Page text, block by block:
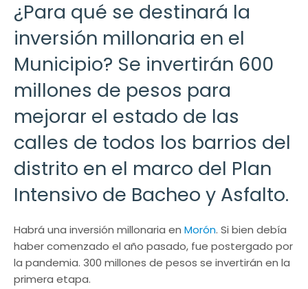
¿Para qué se destinará la
inversión millonaria en el
Municipio? Se invertirán 600
millones de pesos para
mejorar el estado de las
calles de todos los barrios del
distrito en el marco del Plan
Intensivo de Bacheo y Asfalto.
Habrá una inversión millonaria en Morón. Si bien debía
haber comenzado el año pasado, fue postergado por
la pandemia. 300 millones de pesos se invertirán en la
primera etapa.